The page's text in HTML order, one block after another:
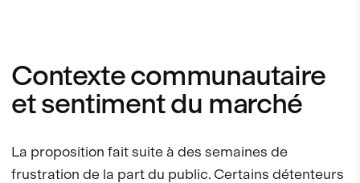
Contexte communautaire
et sentiment du marché
La proposition fait suite à des semaines de
frustration de la part du public. Certains détenteurs